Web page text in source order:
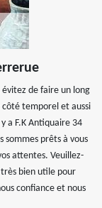
de faire un long
côté temporel et aussi
a F.K Antiquaire 34
sommes prêts à vous
attentes. Veuillez-
très bien utile pour
confiance et nous